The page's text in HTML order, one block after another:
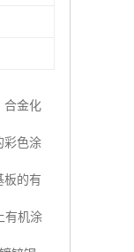
合金化
彩色涂
板的有
有机涂